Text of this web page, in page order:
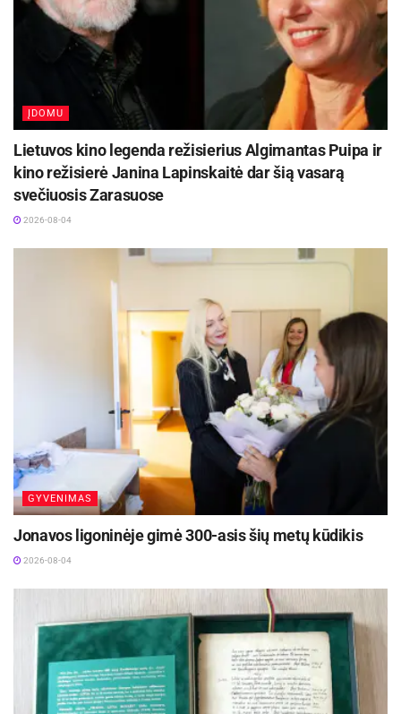
ĮDOMU
Lietuvos kino legenda režisierius Algimantas Puipa ir
kino režisierė Janina Lapinskaitė dar šią vasarą
svečiuosis Zarasuose
2026-08-04
GYVENIMAS
Jonavos ligoninėje gimė 300-asis šių metų kūdikis
2026-08-04